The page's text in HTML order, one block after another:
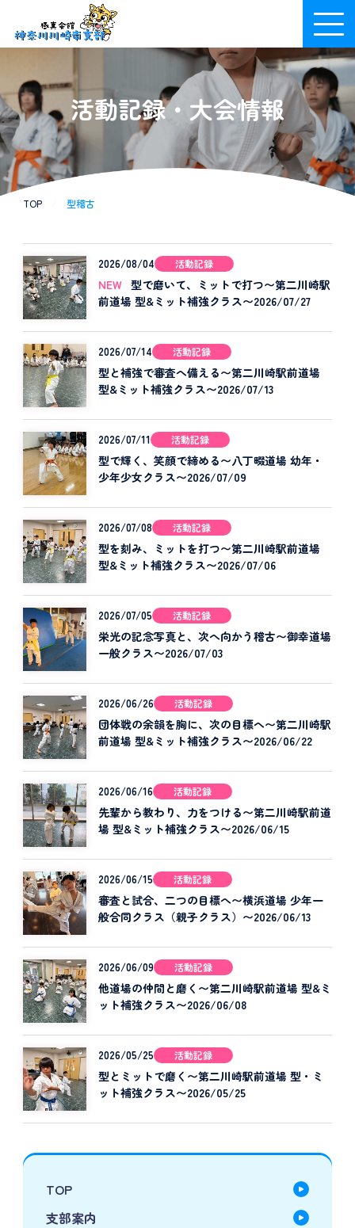
活動記録・大会情報
TOP 型稽古
2026/08/04 活動記録
NEW 型で磨いて、ミットで打つ〜第二川崎駅
前道場 型&ミット補強クラス〜2026/07/27
2026/07/14 活動記録
型と補強で審査へ備える〜第二川崎駅前道場
型&ミット補強クラス〜2026/07/13
2026/07/11 活動記録
型で輝く、笑顔で締める〜八丁畷道場 幼年・
少年少女クラス〜2026/07/09
2026/07/08 活動記録
型を刻み、ミットを打つ〜第二川崎駅前道場
型&ミット補強クラス〜2026/07/06
2026/07/05 活動記録
栄光の記念写真と、次へ向かう稽古〜御幸道場
一般クラス〜2026/07/03
2026/06/26 活動記録
団体戦の余韻を胸に、次の目標へ〜第二川崎駅
前道場 型&ミット補強クラス〜2026/06/22
2026/06/16 活動記録
先輩から教わり、力をつける〜第二川崎駅前道
場 型&ミット補強クラス〜2026/06/15
2026/06/15 活動記録
審査と試合、二つの目標へ〜横浜道場 少年一
般合同クラス（親子クラス）〜2026/06/13
2026/06/09 活動記録
他道場の仲間と磨く〜第二川崎駅前道場 型&ミ
ット補強クラス〜2026/06/08
2026/05/25 活動記録
型とミットで磨く〜第二川崎駅前道場 型・ミ
ット補強クラス〜2026/05/25
TOP
支部案内